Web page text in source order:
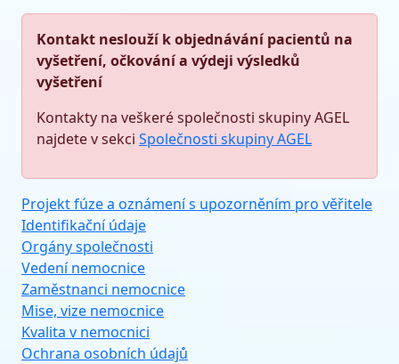
Kontakt neslouží k objednávání pacientů na
vyšetření, očkování a výdeji výsledků
vyšetření
Kontakty na veškeré společnosti skupiny AGEL
najdete v sekci Společnosti skupiny AGEL
Projekt fúze a oznámení s upozorněním pro věřitele
Identifikační údaje
Orgány společnosti
Vedení nemocnice
Zaměstnanci nemocnice
Mise, vize nemocnice
Kvalita v nemocnici
Ochrana osobních údajů